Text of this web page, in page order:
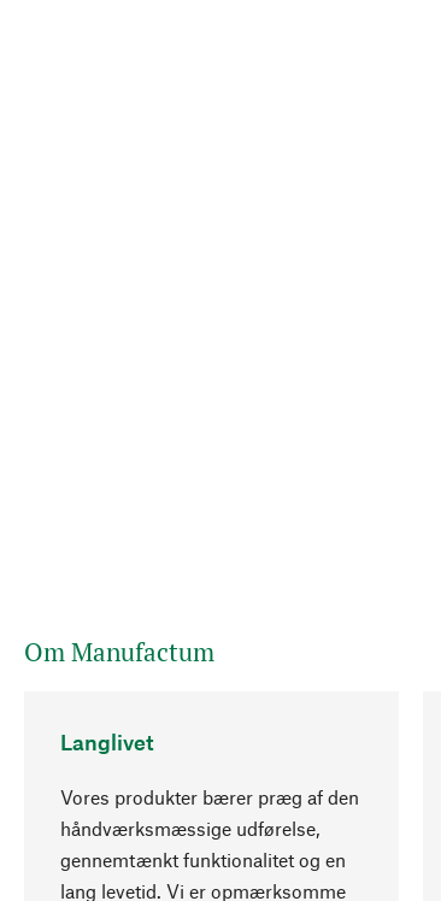
Om Manufactum
Langlivet
Vores produkter bærer præg af den
håndværksmæssige udførelse,
gennemtænkt funktionalitet og en
lang levetid. Vi er opmærksomme